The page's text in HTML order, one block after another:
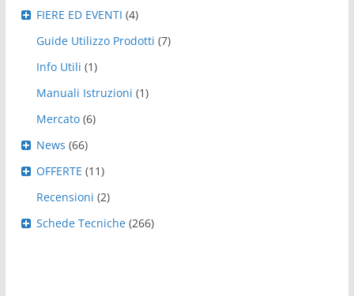
FIERE ED EVENTI (4)
Guide Utilizzo Prodotti (7)
Info Utili (1)
Manuali Istruzioni (1)
Mercato (6)
News (66)
OFFERTE (11)
Recensioni (2)
Schede Tecniche (266)